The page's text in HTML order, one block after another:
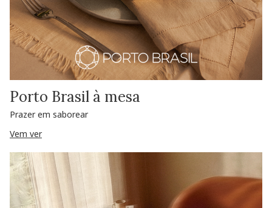
Porto Brasil à mesa
Prazer em saborear
Vem ver